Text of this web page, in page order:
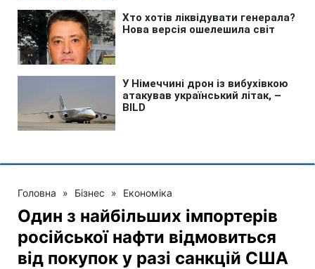
Головна » Бізнес » Економіка
Один з найбільших імпортерів
російської нафти відмовиться
від покупок у разі санкцій США